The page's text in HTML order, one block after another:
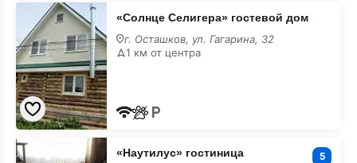
«Солнце
Селигера»
гостевой
дом
«Солнце Селигера» гостевой дом
г. Осташков, ул. Гагарина, 32
1 км от центра
«Наутилус»
гостиница
«Наутилус» гостиница 5